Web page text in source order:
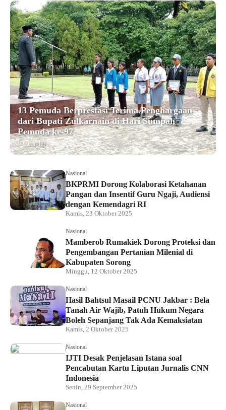
13 Pemuda Berprestasi Terima Penghargaan
dari Bupati Zulkarnain di Hari Sumpah
Pemuda ke-97
9 bulan lalu
Nasional
BKPRMI Dorong Kolaborasi Ketahanan
Pangan dan Insentif Guru Ngaji, Audiensi
dengan Kemendagri RI
Kamis, 23 Oktober 2025
Nasional
Mamberob Rumakiek Dorong Proteksi dan
Pengembangan Pertanian Milenial di
Kabupaten Sorong
Minggu, 12 Oktober 2025
Nasional
Hasil Bahtsul Masail PCNU Jakbar : Bela
Tanah Air Wajib, Patuh Hukum Negara
Boleh Sepanjang Tak Ada Kemaksiatan
Kamis, 2 Oktober 2025
Nasional
IJTI Desak Penjelasan Istana soal
Pencabutan Kartu Liputan Jurnalis CNN
Indonesia
Senin, 29 September 2025
Nasional